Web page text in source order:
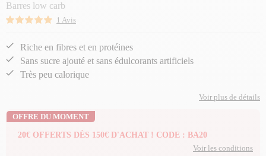
Barres low carb
1 Avis
Riche en fibres et en protéines
Sans sucre ajouté et sans édulcorants artificiels
Très peu calorique
Voir plus de détails
OFFRE DU MOMENT
20€ OFFERTS DÈS 150€ D'ACHAT ! CODE : BA20
Voir les conditions